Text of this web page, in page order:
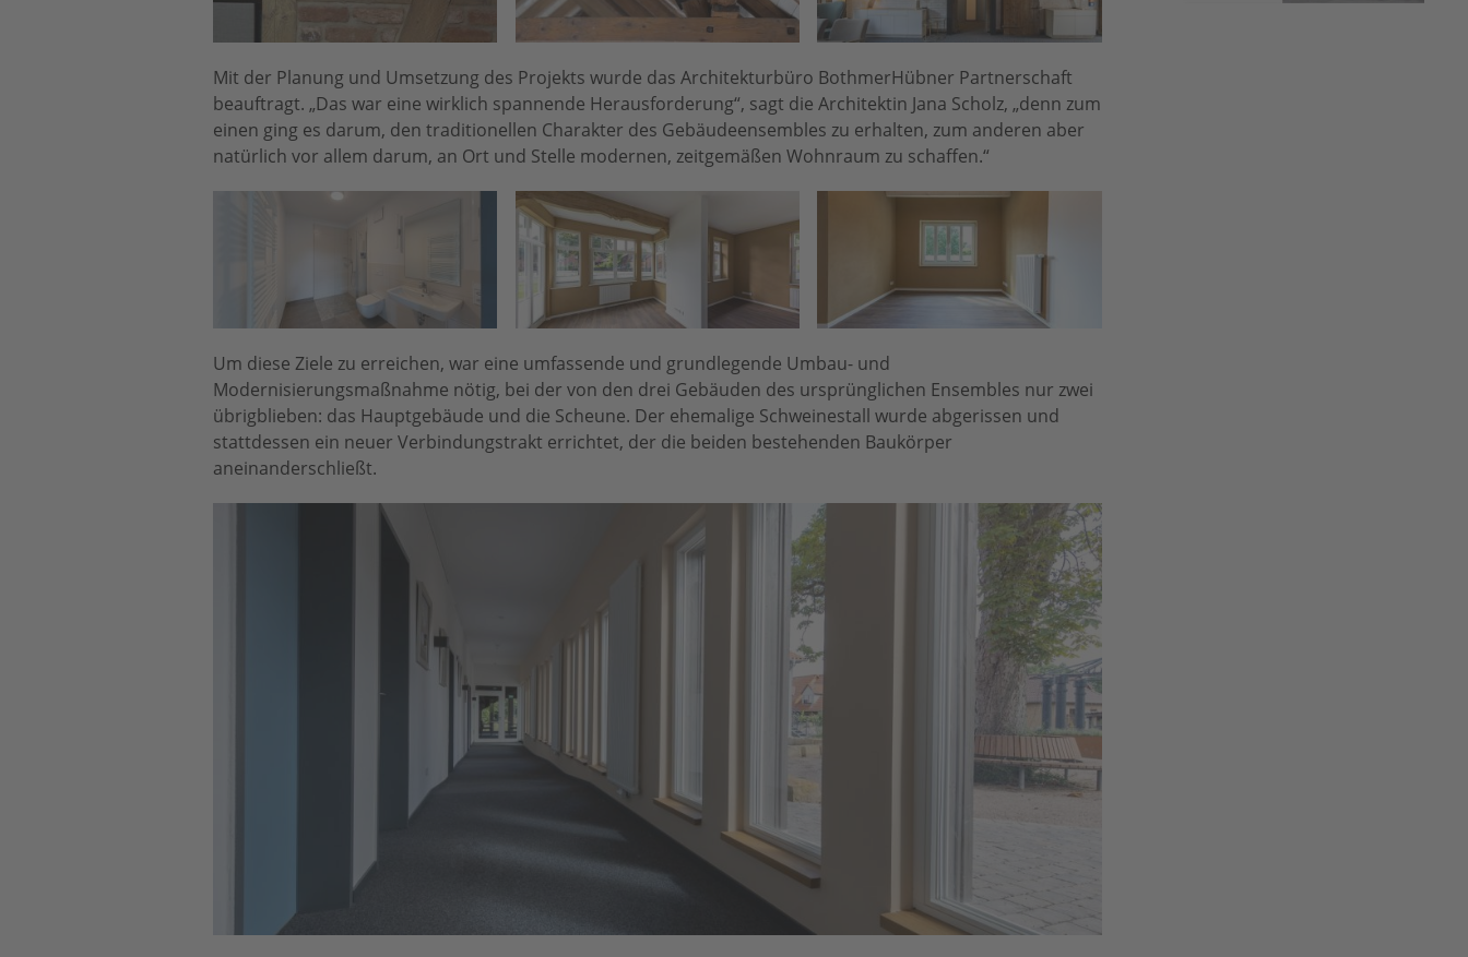
Mit der Planung und Umsetzung des Projekts wurde das Architekturbüro BothmerHübner Partnerschaft
beauftragt. „Das war eine wirklich spannende Herausforderung“, sagt die Architektin Jana Scholz, „denn zum
einen ging es darum, den traditionellen Charakter des Gebäudeensembles zu erhalten, zum anderen aber
natürlich vor allem darum, an Ort und Stelle modernen, zeitgemäßen Wohnraum zu schaffen.“
Um diese Ziele zu erreichen, war eine umfassende und grundlegende Umbau- und
Modernisierungsmaßnahme nötig, bei der von den drei Gebäuden des ursprünglichen Ensembles nur zwei
übrigblieben: das Hauptgebäude und die Scheune. Der ehemalige Schweinestall wurde abgerissen und
stattdessen ein neuer Verbindungstrakt errichtet, der die beiden bestehenden Baukörper
aneinanderschließt.